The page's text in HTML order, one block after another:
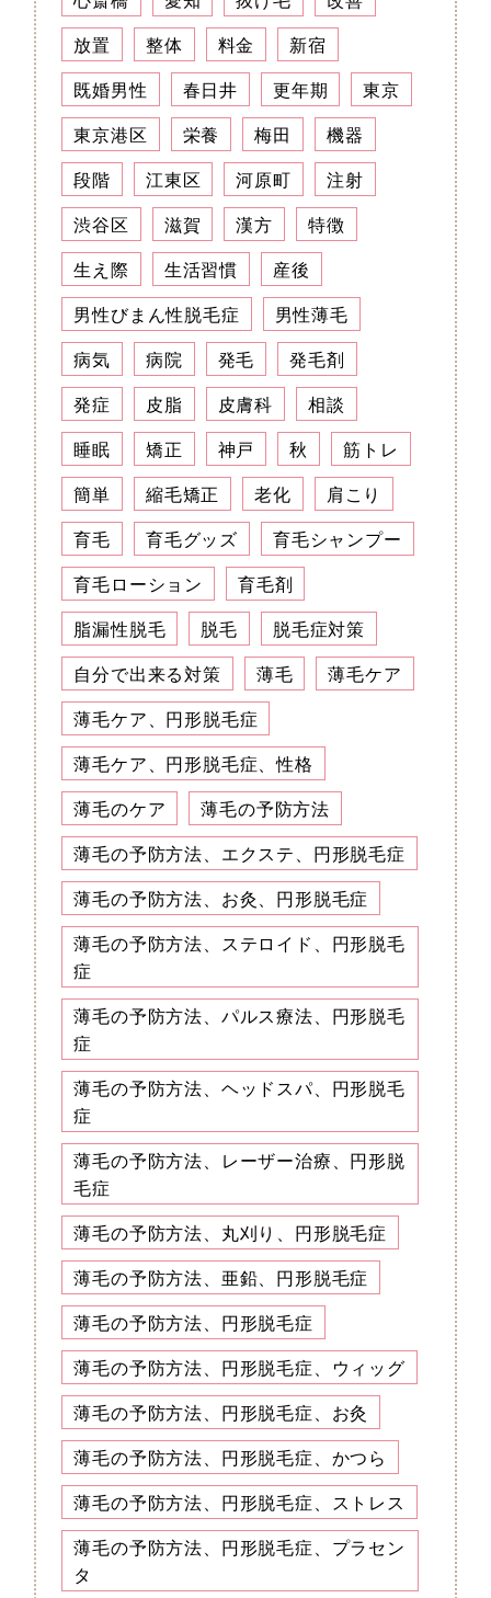
放置
整体 料金
新宿
既婚男性
春日井 更年期
東京
東京港区
栄養 梅田
機器
段階
江東区 河原町
注射
渋谷区
滋賀 漢方
特徴
生え際
生活習慣
産後
男性びまん性脱毛症
男性薄毛
病気
病院 発毛
発毛剤
発症
皮脂 皮膚科
相談
睡眠
矯正 神戸 秋
筋トレ
簡単
縮毛矯正 老化
肩こり
育毛
育毛グッズ
育毛シャンプー
育毛ローション
育毛剤
脂漏性脱毛
脱毛
脱毛症対策
自分で出来る対策
薄毛
薄毛ケア
薄毛ケア、円形脱毛症
薄毛ケア、円形脱毛症、性格
薄毛のケア
薄毛の予防方法
薄毛の予防方法、エクステ、円形脱毛症
薄毛の予防方法、お灸、円形脱毛症
薄毛の予防方法、ステロイド、円形脱毛
症
薄毛の予防方法、パルス療法、円形脱毛
症
薄毛の予防方法、ヘッドスパ、円形脱毛
症
薄毛の予防方法、レーザー治療、円形脱
毛症
薄毛の予防方法、丸刈り、円形脱毛症
薄毛の予防方法、亜鉛、円形脱毛症
薄毛の予防方法、円形脱毛症
薄毛の予防方法、円形脱毛症、ウィッグ
薄毛の予防方法、円形脱毛症、お灸
薄毛の予防方法、円形脱毛症、かつら
薄毛の予防方法、円形脱毛症、ストレス
薄毛の予防方法、円形脱毛症、プラセン
タ